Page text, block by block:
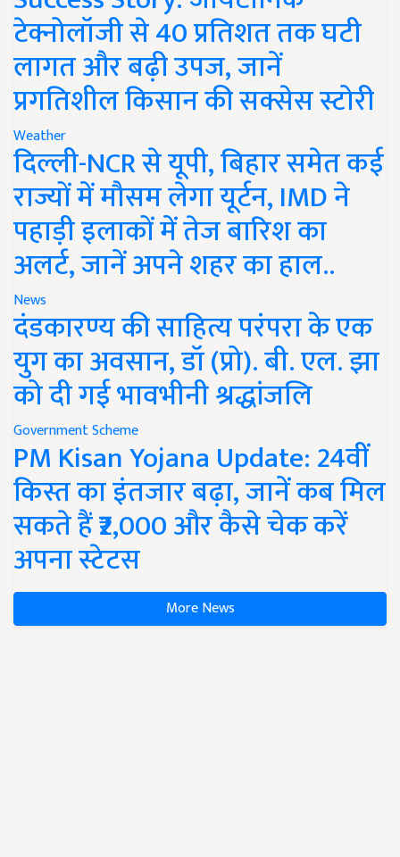
टेक्नोलॉजी से 40 प्रतिशत तक घटी
लागत और बढ़ी उपज, जानें
प्रगतिशील किसान की सक्सेस स्टोरी
Weather
दिल्ली-NCR से यूपी, बिहार समेत कई
राज्यों में मौसम लेगा यूर्टन, IMD ने
पहाड़ी इलाकों में तेज बारिश का
अलर्ट, जानें अपने शहर का हाल..
News
दंडकारण्य की साहित्य परंपरा के एक
युग का अवसान, डॉ (प्रो). बी. एल. झा
को दी गई भावभीनी श्रद्धांजलि
Government Scheme
PM Kisan Yojana Update: 24वीं
किस्त का इंतजार बढ़ा, जानें कब मिल
सकते हैं ₹2,000 और कैसे चेक करें
अपना स्टेटस
More News